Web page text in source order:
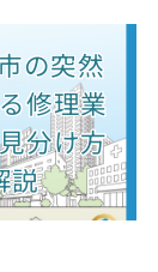
の突然
修理業
分け方
説